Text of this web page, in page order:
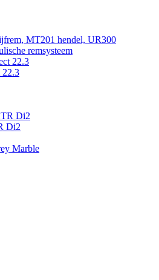
MT201 hendel, UR300
remsysteem
22.3
Di2
Marble